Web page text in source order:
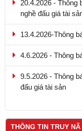
nghề đấu giá tài
13.4.2026-Thông
4.6.2026 - Thông
9.5.2026 - Thông
đấu giá tài sản
THÔNG TIN TRUY NÃ